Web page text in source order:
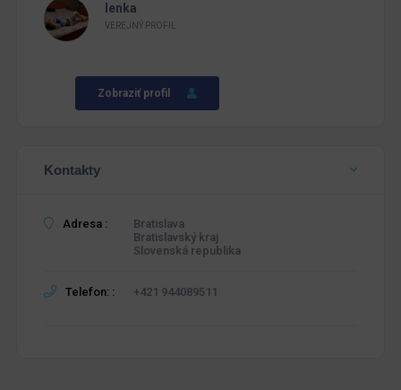
lenka
VEREJNÝ PROFIL
Zobraziť profil
Kontakty
Adresa :
Bratislava
Bratislavský kraj
Slovenská republika
Telefon: : +421 944089511